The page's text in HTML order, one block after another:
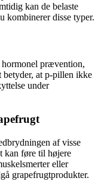
kan de belaste
kombinerer disse typer.
prævention,
at p-pillen ikke
under
af visse
kan føre til højere
eller
grapefrugtprodukter.